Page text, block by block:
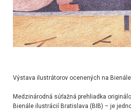
Výstava ilustrátorov ocenených na
Medzinárodná súťažná prehliadka
Bienále ilustrácií Bratislava (BIB) – je